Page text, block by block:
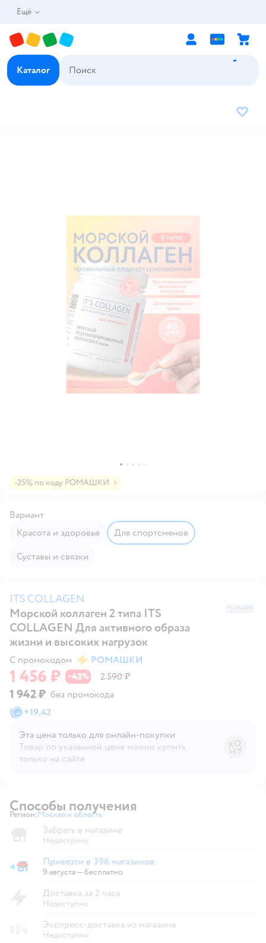
Ещё
Каталог
В
-25% по коду РОМАШКИ
Вариант
Красота и здоровье
Для спортсменов
Суставы и связки
ITS COLLAGEN
Морской коллаген 2 типа ITS
COLLAGEN Для активного образа
жизни и высоких нагрузок
С промокодом РОМАШКИ
1 456 ₽ −43% 2 590 ₽
1 942 ₽ без промокода
+19,42
Эта цена только для онлайн‑покупки
Товар по указанной цене можно купить
только на сайте
Способы получения
Регион: Выбор адреса доставки.
Москва и область
Забрать в магазине
Недоступно
Привезти в магазин
Привезти в 396 магазинов
9 августа—бесплатно
Доставка за 2 часа
Недоступно
Экспресс-доставка из магазина
Недоступно